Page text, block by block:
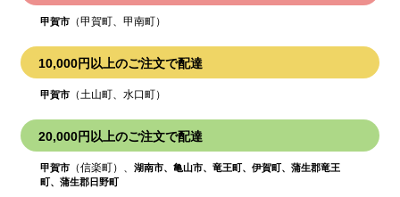
甲賀市 （甲賀町、甲南町）
10,000円以上のご注文で配達
甲賀市 （土山町、水口町）
20,000円以上のご注文で配達
甲賀市 （信楽町）、湖南市、亀山市、竜王町、伊賀町、蒲生郡竜王
町、蒲生郡日野町